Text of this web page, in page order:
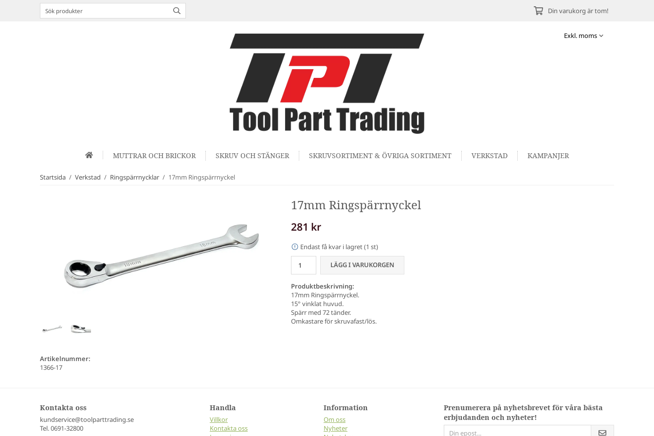
Din varukorg är tom!
MUTTRAR OCH BRICKOR SKRUV OCH STÄNGER SKRUVSORTIMENT & ÖVRIGA SORTIMENT VERKSTAD KAMPANJER
Startsida / Verkstad / Ringspärrnycklar / 17mm Ringspärrnyckel
17mm Ringspärrnyckel
281 kr
Endast få kvar i lagret (1 st)
LÄGG I VARUKORGEN
Produktbeskrivning:
17mm Ringspärrnyckel.
15° vinklat huvud.
Spärr med 72 tänder.
Omkastare för skruvafast/lös.
Artikelnummer:
1366-17
Kontakta oss
kundservice@toolparttrading.se
Tel. 0691-32800
Handla
Villkor
Kontakta oss
Information
Om oss
Nyheter
Prenumerera på nyhetsbrevet för våra bästa
erbjudanden och nyheter!